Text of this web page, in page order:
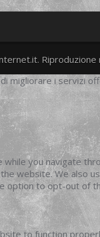
Riproduzione
migliorare i servizi
you navigate
website. We also
option to opt-out of
to function